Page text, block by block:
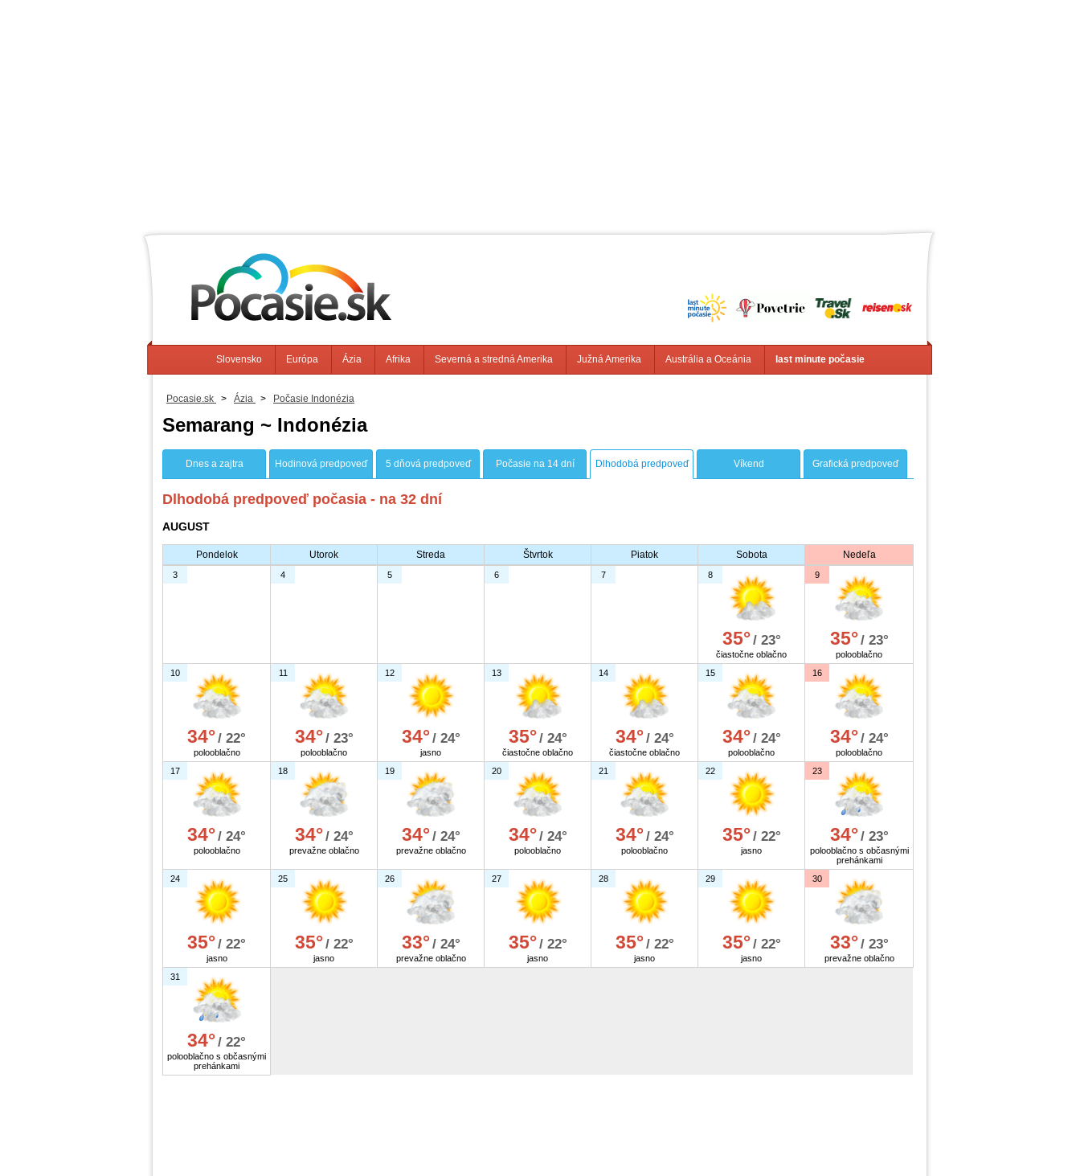
Slovensko Európa Ázia Afrika Severná a stredná Amerika Južná Amerika Austrália a Oceánia last minute počasie
Pocasie.sk > Ázia > Počasie Indonézia
Semarang ~ Indonézia
Dnes a zajtra Hodinová predpoveď 5 dňová predpoveď Počasie na 14 dní Dlhodobá predpoveď Víkend Grafická predpoveď
Dlhodobá predpoveď počasia - na 32 dní
AUGUST
Pondelok Utorok Streda Štvrtok Piatok Sobota Nedeľa
3 4 5 6 7 8
35°/ 23°
čiastočne oblačno
9
35°/ 23°
polooblačno
10
34°/ 22°
polooblačno
11
34°/ 23°
polooblačno
12
34°/ 24°
jasno
13
35°/ 24°
čiastočne oblačno
14
34°/ 24°
čiastočne oblačno
15
34°/ 24°
polooblačno
16
34°/ 24°
polooblačno
17
34°/ 24°
polooblačno
18
34°/ 24°
prevažne oblačno
19
34°/ 24°
prevažne oblačno
20
34°/ 24°
polooblačno
21
34°/ 24°
polooblačno
22
35°/ 22°
jasno
23
34°/ 23°
polooblačno s občasnými
prehánkami
24
35°/ 22°
jasno
25
35°/ 22°
jasno
26
33°/ 24°
prevažne oblačno
27
35°/ 22°
jasno
28
35°/ 22°
jasno
29
35°/ 22°
jasno
30
33°/ 23°
prevažne oblačno
31
34°/ 22°
polooblačno s občasnými
prehánkami